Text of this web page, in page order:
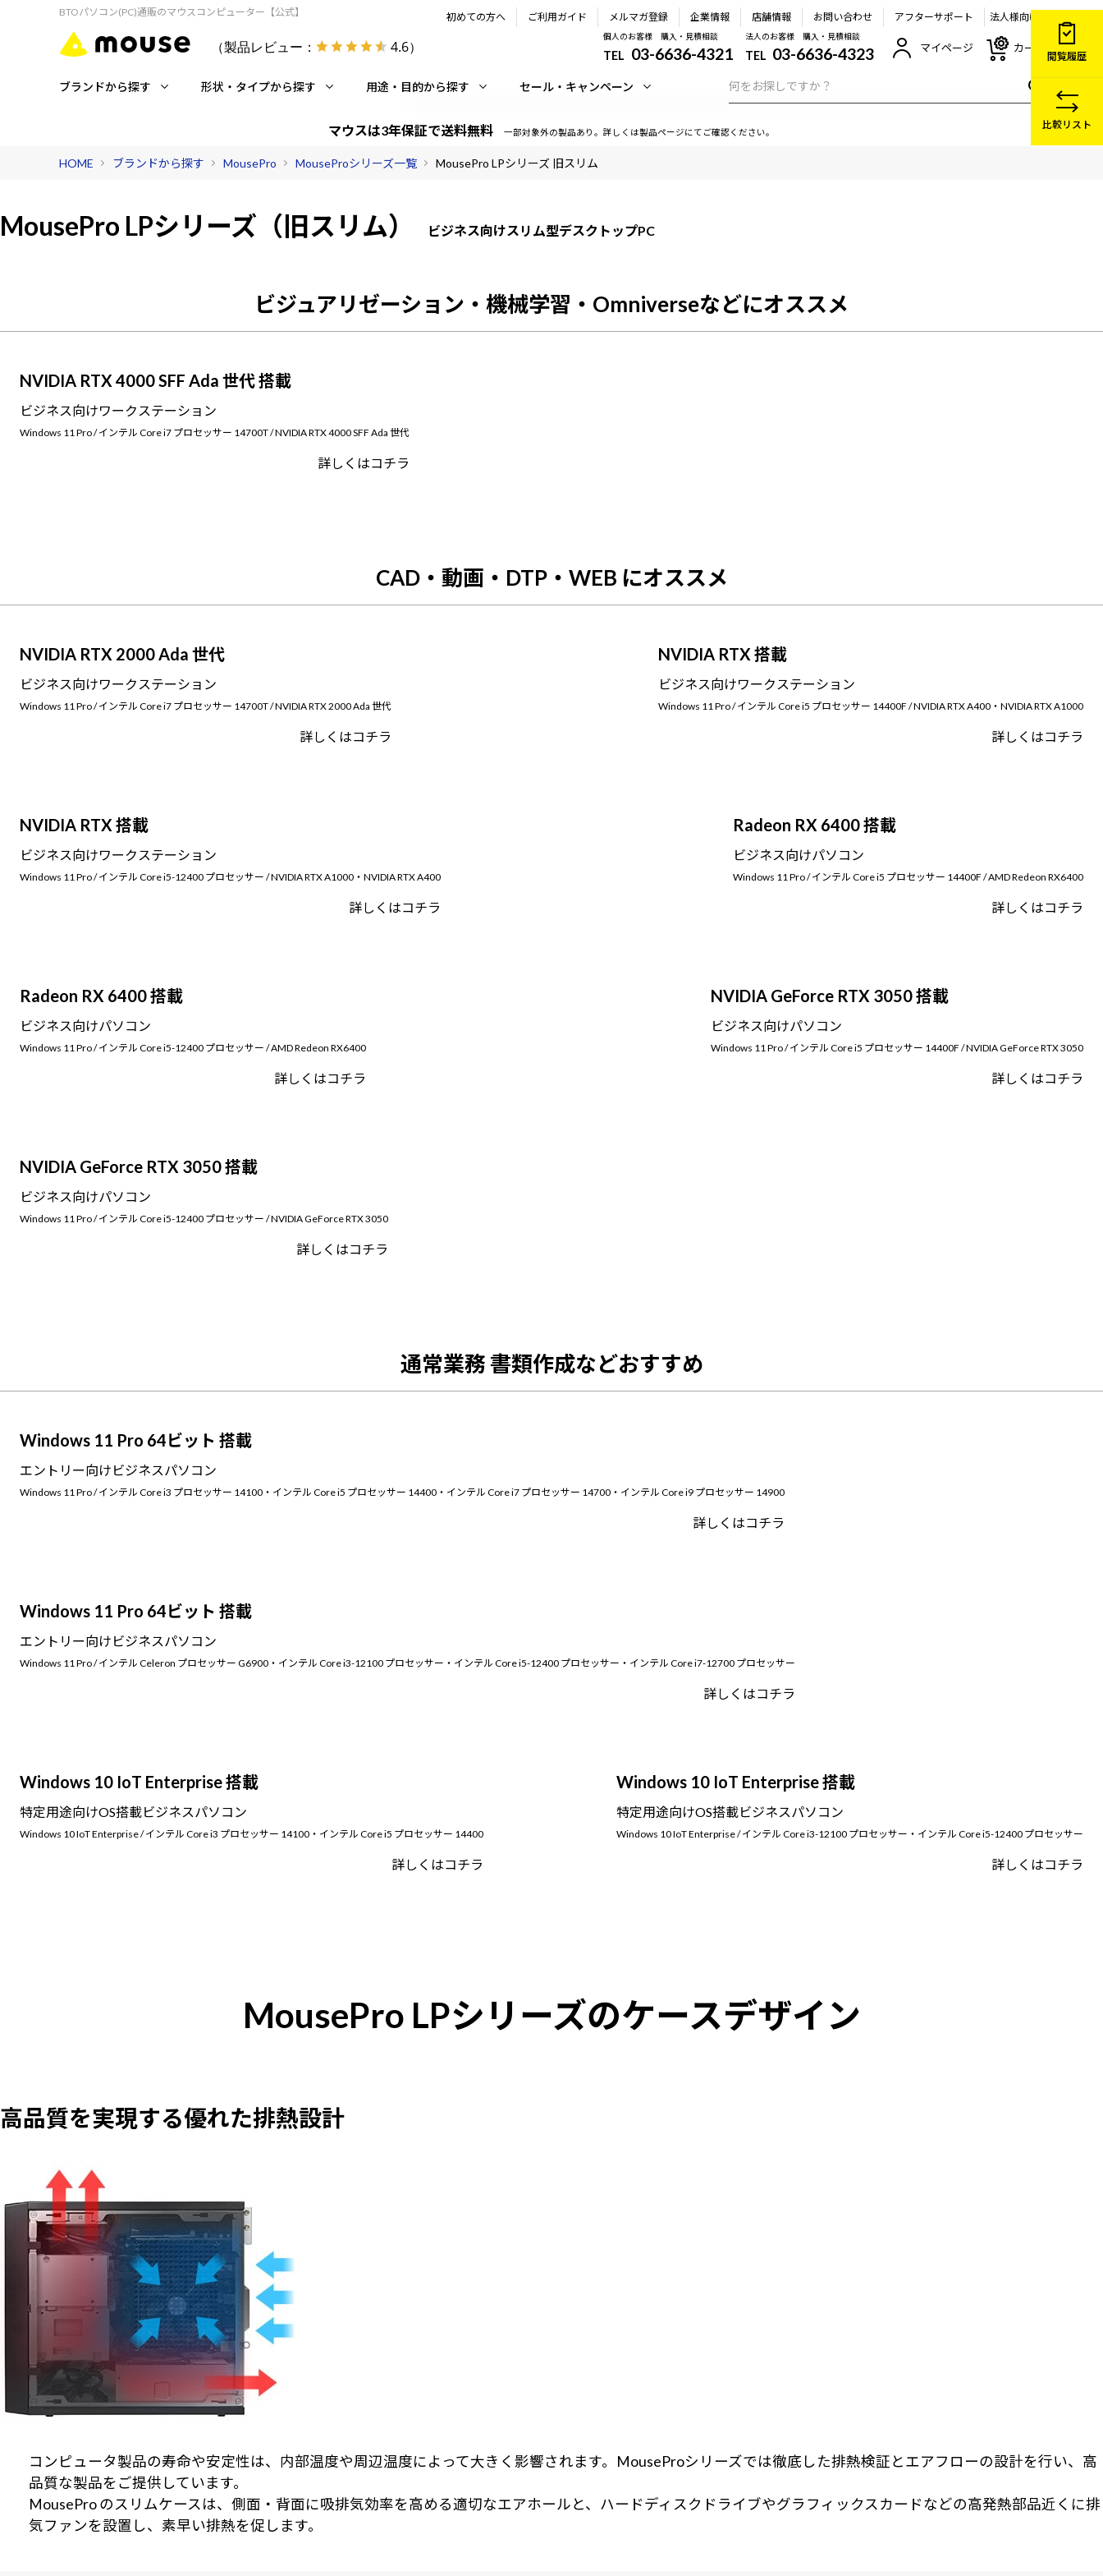
BTOパソコン(PC)通販のマウスコンピューター【公式】
（製品レビュー： 4.6）
初めての方へ ご利用ガイド メルマガ登録 企業情報 店舗情報 お問い合わせ アフターサポート 法人様向け
個人のお客様 購入・見積相談
TEL 03-6636-4321
法人のお客様 購入・見積相談
TEL 03-6636-4323 マイページ カート
ブランドから探す 形状・タイプから探す 用途・目的から探す セール・キャンペーン
マウスは3年保証で送料無料 一部対象外の製品あり。詳しくは製品ページにてご確認ください。
HOME ブランドから探す MousePro MouseProシリーズ一覧 MousePro LPシリーズ 旧スリム
MousePro LPシリーズ（旧スリム） ビジネス向けスリム型デスクトップPC
ビジュアリゼーション・機械学習・Omniverseなどにオススメ
NVIDIA RTX 4000 SFF Ada 世代 搭載
ビジネス向けワークステーション
Windows 11 Pro / インテル Core i7 プロセッサー 14700T / NVIDIA RTX 4000 SFF Ada 世代
詳しくはコチラ
CAD・動画・DTP・WEB にオススメ
NVIDIA RTX 2000 Ada 世代
ビジネス向けワークステーション
Windows 11 Pro / インテル Core i7 プロセッサー 14700T / NVIDIA RTX 2000 Ada 世代
詳しくはコチラ
NVIDIA RTX 搭載
ビジネス向けワークステーション
Windows 11 Pro / インテル Core i5 プロセッサー 14400F / NVIDIA RTX A400・NVIDIA RTX A1000
詳しくはコチラ
NVIDIA RTX 搭載
ビジネス向けワークステーション
Windows 11 Pro / インテル Core i5-12400 プロセッサー / NVIDIA RTX A1000・NVIDIA RTX A400
詳しくはコチラ
Radeon RX 6400 搭載
ビジネス向けパソコン
Windows 11 Pro / インテル Core i5 プロセッサー 14400F / AMD Redeon RX6400
詳しくはコチラ
Radeon RX 6400 搭載
ビジネス向けパソコン
Windows 11 Pro / インテル Core i5-12400 プロセッサー / AMD Redeon RX6400
詳しくはコチラ
NVIDIA GeForce RTX 3050 搭載
ビジネス向けパソコン
Windows 11 Pro / インテル Core i5 プロセッサー 14400F / NVIDIA GeForce RTX 3050
詳しくはコチラ
NVIDIA GeForce RTX 3050 搭載
ビジネス向けパソコン
Windows 11 Pro / インテル Core i5-12400 プロセッサー / NVIDIA GeForce RTX 3050
詳しくはコチラ
通常業務 書類作成などおすすめ
Windows 11 Pro 64ビット 搭載
エントリー向けビジネスパソコン
Windows 11 Pro / インテル Core i3 プロセッサー 14100・インテル Core i5 プロセッサー 14400・インテル Core i7 プロセッサー 14700・インテル Core i9 プロセッサー 14900
詳しくはコチラ
Windows 11 Pro 64ビット 搭載
エントリー向けビジネスパソコン
Windows 11 Pro / インテル Celeron プロセッサー G6900・インテル Core i3-12100 プロセッサー・インテル Core i5-12400 プロセッサー・インテル Core i7-12700 プロセッサー
詳しくはコチラ
Windows 10 IoT Enterprise 搭載
特定用途向けOS搭載ビジネスパソコン
Windows 10 IoT Enterprise / インテル Core i3 プロセッサー 14100・インテル Core i5 プロセッサー 14400
詳しくはコチラ
Windows 10 IoT Enterprise 搭載
特定用途向けOS搭載ビジネスパソコン
Windows 10 IoT Enterprise / インテル Core i3-12100 プロセッサー・インテル Core i5-12400 プロセッサー
詳しくはコチラ
MousePro LPシリーズのケースデザイン
高品質を実現する優れた排熱設計
コンピュータ製品の寿命や安定性は、内部温度や周辺温度によって大きく影響されます。MouseProシリーズでは徹底した排熱検証とエアフローの設計を行い、高
品質な製品をご提供しています。
MousePro のスリムケースは、側面・背面に吸排気効率を高める適切なエアホールと、ハードディスクドライブやグラフィックスカードなどの高発熱部品近くに排
気ファンを設置し、素早い排熱を促します。
閲覧履歴
比較リスト